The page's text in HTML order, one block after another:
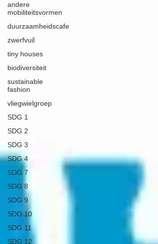
andere
mobiliteitsvormen
duurzaamheidscafe
zwerfvuil
tiny houses
biodiversiteit
sustainable
fashion
vliegwielgroep
SDG 1
SDG 2
SDG 3
SDG 4
SDG 7
SDG 8
SDG 9
SDG 10
SDG 11
SDG 12